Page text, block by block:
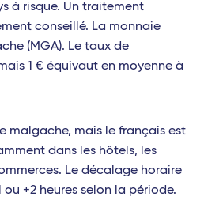
à risque. Un traitement
conseillé. La monnaie
(MGA). Le taux de
1 € équivaut en moyenne à
malgache, mais le français est
dans les hôtels, les
Le décalage horaire
+2 heures selon la période.